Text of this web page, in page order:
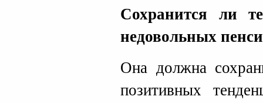
Сохранится ли
недовольных
Она должна
позитивных